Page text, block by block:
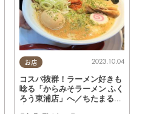
お店 2023.10.04
コスパ抜群！ラーメン好きも
唸る「からみそラーメン ふく
ろう東浦店」へ／ちたまる広